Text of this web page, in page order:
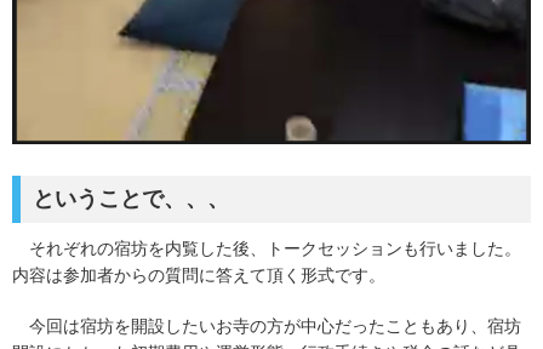
ということで、、、
それぞれの宿坊を内覧した後、トークセッションも行いました。
内容は参加者からの質問に答えて頂く形式です。
今回は宿坊を開設したいお寺の方が中心だったこともあり、宿坊